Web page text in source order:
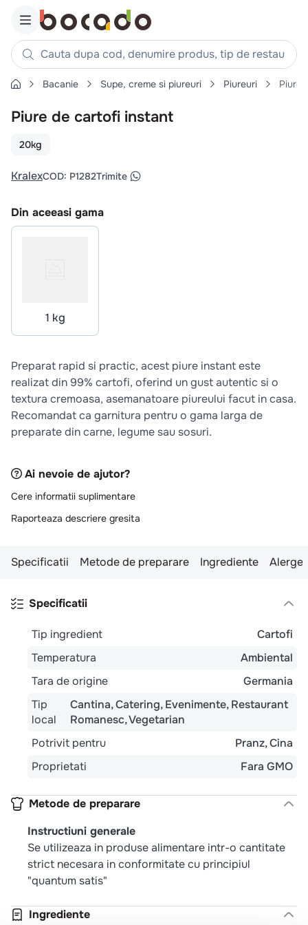
Cauta dupa cod, denumire produs, tip de restaurant,
Căutări populare
1. cartofi
. piept pui
4. chifle
5 .
6. coaste
pizza
Bacanie Supe, creme si piureuri Piureuri Piure
Piure de cartofi instant
20kg
KralexCOD: P1282Trimite
Din aceeasi gama
1 kg
Preparat rapid si practic, acest piure instant este
realizat din 99% cartofi, oferind un gust autentic si o
textura cremoasa, asemanatoare piureului facut in casa.
Recomandat ca garnitura pentru o gama larga de
preparate din carne, legume sau sosuri.
Ai nevoie de ajutor?
Cere informatii suplimentare
Raporteaza descriere gresita
Specificatii Metode de preparare Ingrediente
Specificatii
Tip ingredient
Cartofi
Temperatura
Ambiental
Tara de origine
Germania
Tip
local
Cantina Catering Evenimente Restaurant
Romanesc Vegetarian
Potrivit pentru
Pranz Cina
Proprietati
Fara GMO
Metode de preparare
Instructiuni generale
Se utilizeaza in produse alimentare intr-o cantitate
strict necesara in conformitate cu principiul
"quantum satis"
Ingrediente